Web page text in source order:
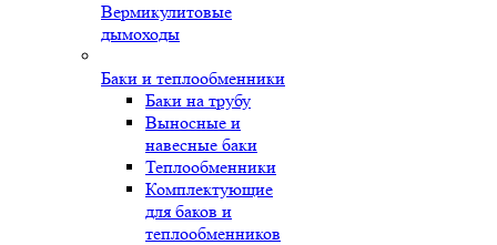
Вермикулитовые
дымоходы
Баки и теплообменники
Баки на трубу
Выносные и
навесные баки
Теплообменники
Комплектующие
для баков и
теплообменников